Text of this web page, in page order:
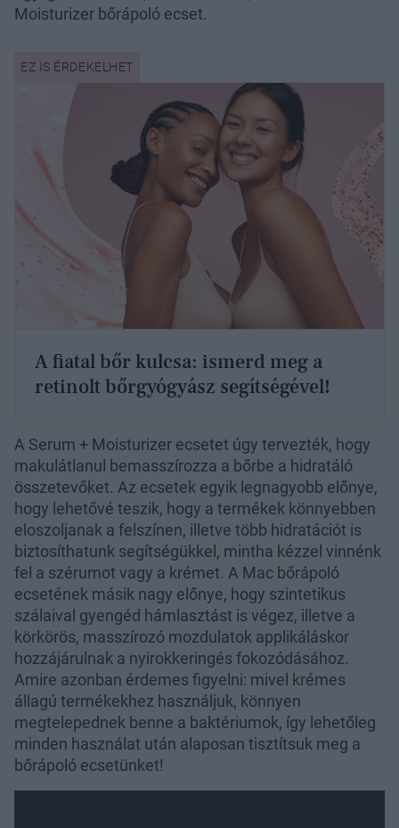
Moisturizer bőrápoló ecset.
A fiatal bőr kulcsa: ismerd meg a
retinolt bőrgyógyász segítségével!
A Serum + Moisturizer ecsetet úgy tervezték, hogy
makulátlanul bemasszírozza a bőrbe a hidratáló
összetevőket. Az ecsetek egyik legnagyobb előnye,
hogy lehetővé teszik, hogy a termékek könnyebben
eloszoljanak a felszínen, illetve több hidratációt is
biztosíthatunk segítségükkel, mintha kézzel vinnénk
fel a szérumot vagy a krémet. A Mac bőrápoló
ecsetének másik nagy előnye, hogy szintetikus
szálaival gyengéd hámlasztást is végez, illetve a
körkörös, masszírozó mozdulatok applikáláskor
hozzájárulnak a nyirokkeringés fokozódásához.
Amire azonban érdemes figyelni: mivel krémes
állagú termékekhez használjuk, könnyen
megtelepednek benne a baktériumok, így lehetőleg
minden használat után alaposan tisztítsuk meg a
bőrápoló ecsetünket!